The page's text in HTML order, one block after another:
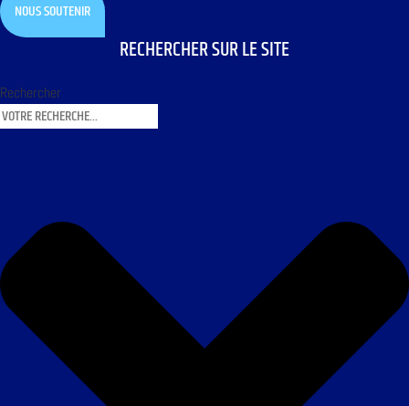
NOUS SOUTENIR
RECHERCHER SUR LE SITE
Rechercher